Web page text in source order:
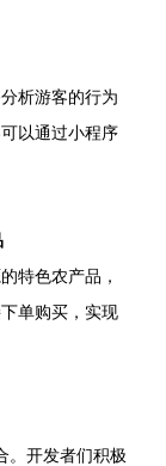
析游客的行为
以通过小程序
特色农产品，
单购买，实现
。开发者们积极